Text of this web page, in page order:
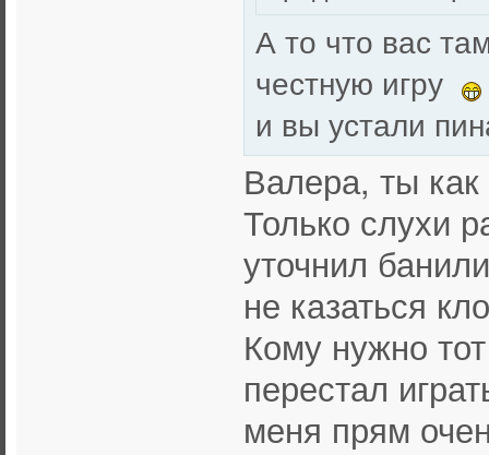
А то что вас
честную игру
и вы устали
Валера, ты
Только слухи
уточнил
не казаться
Кому нужно
перестал
меня прям